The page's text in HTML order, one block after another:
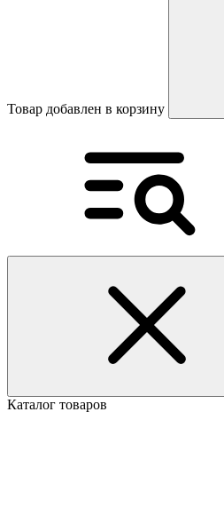
Товар добавлен в корзину
Каталог товаров